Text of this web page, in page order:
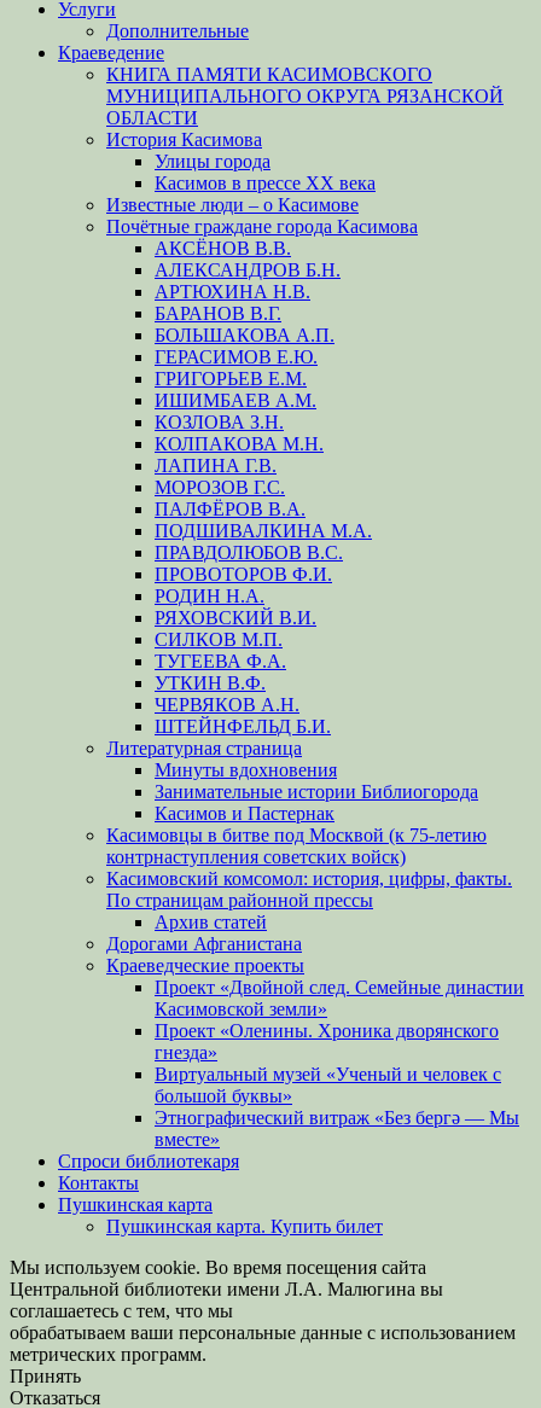
Услуги
Дополнительные
Краеведение
КНИГА ПАМЯТИ КАСИМОВСКОГО
МУНИЦИПАЛЬНОГО ОКРУГА РЯЗАНСКОЙ
ОБЛАСТИ
История Касимова
Улицы города
Касимов в прессе XX века
Известные люди – о Касимове
Почётные граждане города Касимова
АКСЁНОВ В.В.
АЛЕКСАНДРОВ Б.Н.
АРТЮХИНА Н.В.
БАРАНОВ В.Г.
БОЛЬШАКОВА А.П.
ГЕРАСИМОВ Е.Ю.
ГРИГОРЬЕВ Е.М.
ИШИМБАЕВ А.М.
КОЗЛОВА З.Н.
КОЛПАКОВА М.Н.
ЛАПИНА Г.В.
МОРОЗОВ Г.С.
ПАЛФЁРОВ В.А.
ПОДШИВАЛКИНА М.А.
ПРАВДОЛЮБОВ В.С.
ПРОВОТОРОВ Ф.И.
РОДИН Н.А.
РЯХОВСКИЙ В.И.
СИЛКОВ М.П.
ТУГЕЕВА Ф.А.
УТКИН В.Ф.
ЧЕРВЯКОВ А.Н.
ШТЕЙНФЕЛЬД Б.И.
Литературная страница
Минуты вдохновения
Занимательные истории Библиогорода
Касимов и Пастернак
Касимовцы в битве под Москвой (к 75-летию
контрнаступления советских войск)
Касимовский комсомол: история, цифры, факты.
По страницам районной прессы
Архив статей
Дорогами Афганистана
Краеведческие проекты
Проект «Двойной след. Семейные династии
Касимовской земли»
Проект «Оленины. Хроника дворянского
гнезда»
Виртуальный музей «Ученый и человек с
большой буквы»
Этнографический витраж «Без бергə — Мы
вместе»
Спроси библиотекаря
Контакты
Пушкинская карта
Пушкинская карта. Купить билет
Мы используем cookie. Во время посещения сайта
Центральной библиотеки имени Л.А. Малюгина вы
соглашаетесь с тем, что мы
обрабатываем ваши персональные данные с использованием
метрических программ.
Принять
Отказаться